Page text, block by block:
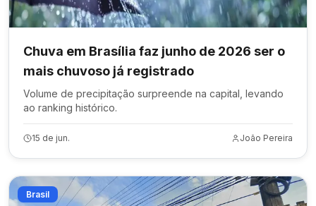
Chuva em Brasília faz junho de 2026 ser o
mais chuvoso já registrado
Volume de precipitação surpreende na capital, levando
ao ranking histórico.
15 de jun. João Pereira
Brasil